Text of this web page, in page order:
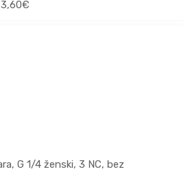
€
G 1/4 ženski, 3 NC, bez